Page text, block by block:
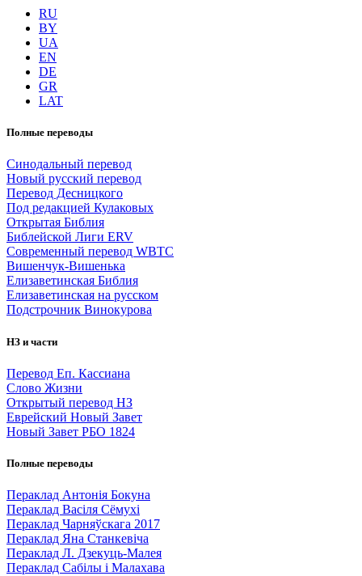
RU
BY
UA
EN
DE
GR
LAT
Полные переводы
Синодальный перевод
Новый русский перевод
Перевод Десницкого
Под редакцией Кулаковых
Открытая Библия
Библейской Лиги ERV
Cовременный перевод WBTC
Вишенчук-Вишенька
Елизаветинская Библия
Елизаветинская на русском
Подстрочник Винокурова
НЗ и части
Перевод Еп. Кассиана
Слово Жизни
Открытый перевод НЗ
Еврейский Новый Завет
Новый Завет РБО 1824
Полные переводы
Пераклад Антонія Бокуна
Пераклад Васіля Сёмухі
Пераклад Чарняўскага 2017
Пераклад Яна Станкевіча
Пераклад Л. Дзекуць-Малея
Пераклад Сабілы і Малахава